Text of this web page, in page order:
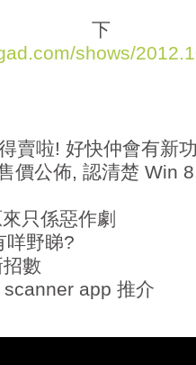
shows/
賣啦! 好快仲會有新
價公佈, 認清楚 Win
只係惡作劇
咩野睇?
數
app 推介